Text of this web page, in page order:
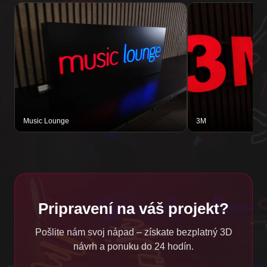
Music Lounge 3M
Pripravení na váš projekt?
Pošlite nám svoj nápad – získate bezplatný 3D
návrh a ponuku do 24 hodín.